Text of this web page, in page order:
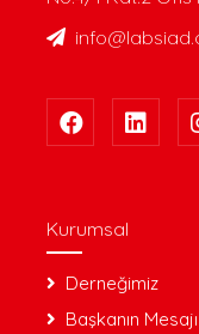
Kurumsal
Derneğimiz
Başkanın Mesajı